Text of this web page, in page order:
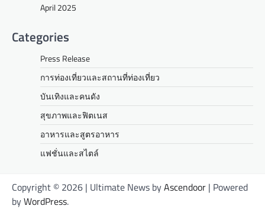
April 2025
Categories
Press Release
การท่องเที่ยวและสถานที่ท่องเที่ยว
บันเทิงและคนดัง
สุขภาพและฟิตเนส
อาหารและสูตรอาหาร
แฟชั่นและสไตล์
Copyright © 2026 | Ultimate News byAscendoor | Powered
byWordPress.